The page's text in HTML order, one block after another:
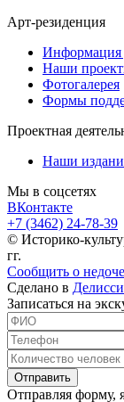
Арт-резиденция
Информация
Наши
Фотогалерея
Формы
Проектная
Наши
Мы в соцсетях
ВКонтакте
+7 (3462) 24-78-39
© Историко-
гг.
Сообщить о
Сделано в
Записаться на
Отправить
Отправляя форму,